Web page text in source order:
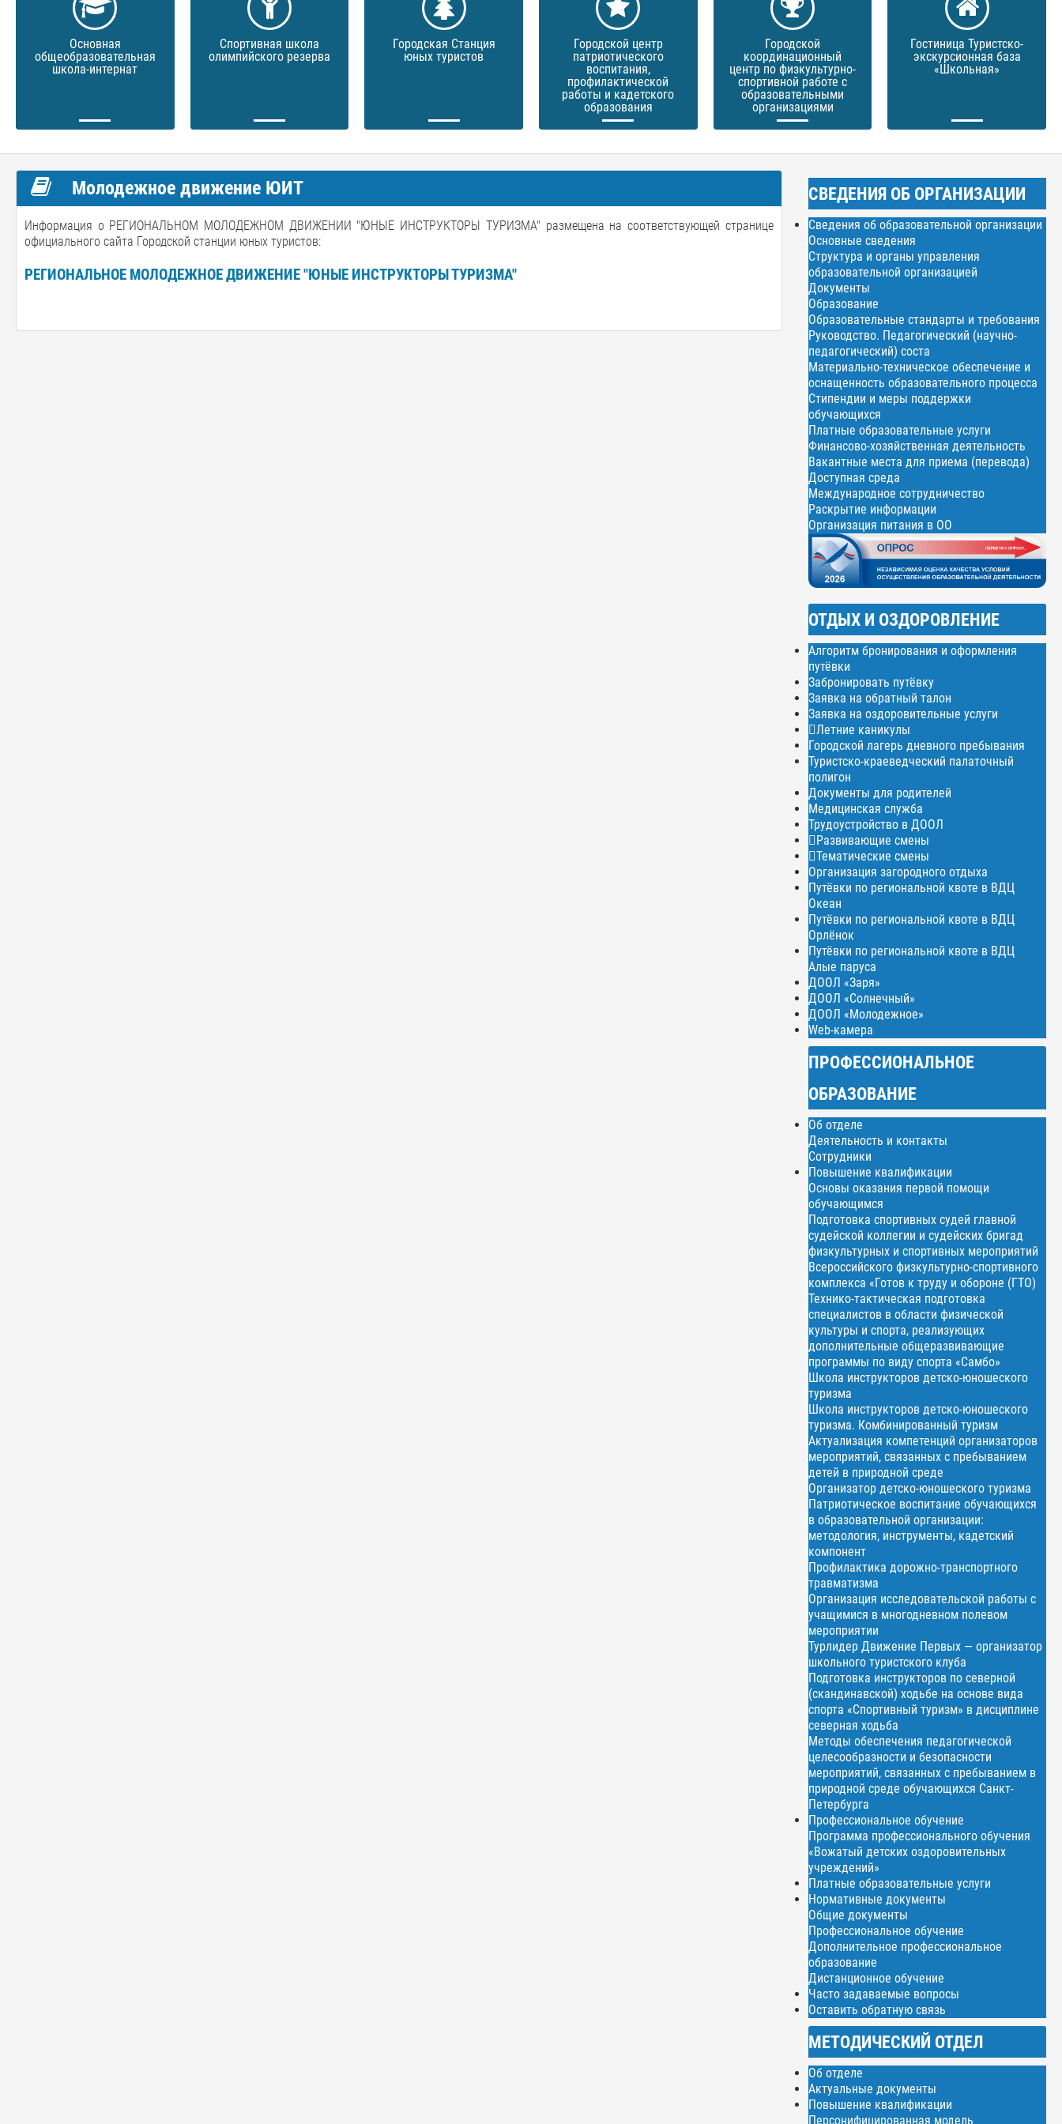
Основная
общеобразовательная
школа-интернат
Спортивная школа
олимпийского резерва
Городская Станция
юных туристов
Городской центр
патриотического
воспитания,
профилактической
работы и кадетского
образования
Городской
координационный
центр по физкультурно-
спортивной работе с
образовательными
организациями
Гостиница Туристско-
экскурсионная база
«Школьная»
Молодежное движение ЮИТ
Информация о РЕГИОНАЛЬНОМ МОЛОДЕЖНОМ ДВИЖЕНИИ "ЮНЫЕ ИНСТРУКТОРЫ ТУРИЗМА" размещена на соответствующей странице
официального сайта Городской станции юных туристов:
РЕГИОНАЛЬНОЕ МОЛОДЕЖНОЕ ДВИЖЕНИЕ "ЮНЫЕ ИНСТРУКТОРЫ ТУРИЗМА"
СВЕДЕНИЯ ОБ ОРГАНИЗАЦИИ
Сведения об образовательной организации
Основные сведения
Структура и органы управления
образовательной организацией
Документы
Образование
Образовательные стандарты и требования
Руководство. Педагогический (научно-
педагогический) соста
Материально-техническое обеспечение и
оснащенность образовательного процесса
Стипендии и меры поддержки
обучающихся
Платные образовательные услуги
Финансово-хозяйственная деятельность
Вакантные места для приема (перевода)
Доступная среда
Международное сотрудничество
Раскрытие информации
Организация питания в ОО
ОТДЫХ И ОЗДОРОВЛЕНИЕ
Алгоритм бронирования и оформления
путёвки
Забронировать путёвку
Заявка на обратный талон
Заявка на оздоровительные услуги
Летние каникулы
Городской лагерь дневного пребывания
Туристско-краеведческий палаточный
полигон
Документы для родителей
Медицинская служба
Трудоустройство в ДООЛ
Развивающие смены
Тематические смены
Организация загородного отдыха
Путёвки по региональной квоте в ВДЦ
Океан
Путёвки по региональной квоте в ВДЦ
Орлёнок
Путёвки по региональной квоте в ВДЦ
Алые паруса
ДООЛ «Заря»
ДООЛ «Солнечный»
ДООЛ «Молодежное»
Web-камера
ПРОФЕССИОНАЛЬНОЕ
ОБРАЗОВАНИЕ
Об отделе
Деятельность и контакты
Сотрудники
Повышение квалификации
Основы оказания первой помощи
обучающимся
Подготовка спортивных судей главной
судейской коллегии и судейских бригад
физкультурных и спортивных мероприятий
Всероссийского физкультурно-спортивного
комплекса «Готов к труду и обороне (ГТО)
Технико-тактическая подготовка
специалистов в области физической
культуры и спорта, реализующих
дополнительные общеразвивающие
программы по виду спорта «Самбо»
Школа инструкторов детско-юношеского
туризма
Школа инструкторов детско-юношеского
туризма. Комбинированный туризм
Актуализация компетенций организаторов
мероприятий, связанных с пребыванием
детей в природной среде
Организатор детско-юношеского туризма
Патриотическое воспитание обучающихся
в образовательной организации:
методология, инструменты, кадетский
компонент
Профилактика дорожно-транспортного
травматизма
Организация исследовательской работы с
учащимися в многодневном полевом
мероприятии
Турлидер Движение Первых — организатор
школьного туристского клуба
Подготовка инструкторов по северной
(скандинавской) ходьбе на основе вида
спорта «Спортивный туризм» в дисциплине
северная ходьба
Методы обеспечения педагогической
целесообразности и безопасности
мероприятий, связанных с пребыванием в
природной среде обучающихся Санкт-
Петербурга
Профессиональное обучение
Программа профессионального обучения
«Вожатый детских оздоровительных
учреждений»
Платные образовательные услуги
Нормативные документы
Общие документы
Профессиональное обучение
Дополнительное профессиональное
образование
Дистанционное обучение
Часто задаваемые вопросы
Оставить обратную связь
МЕТОДИЧЕСКИЙ ОТДЕЛ
Об отделе
Актуальные документы
Повышение квалификации
Персонифицированная модель